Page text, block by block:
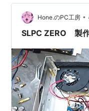
因は次の部位で判明
ーター 上の写真は一
Hone.のPC工房 •
SLPC ZERO 製